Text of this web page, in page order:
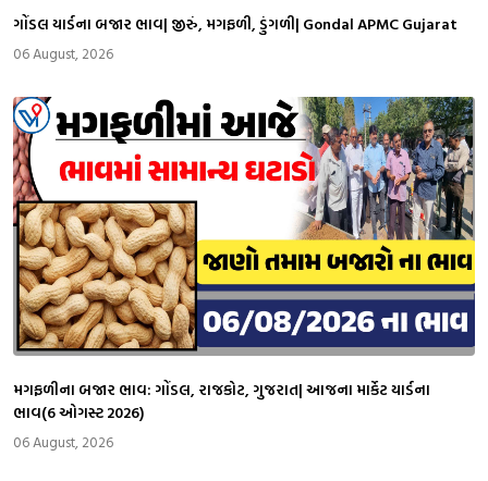
ગોંડલ યાર્ડના બજાર ભાવ| જીરું, મગફળી, ડુંગળી| Gondal APMC Gujarat
06 August, 2026
મગફળીના બજાર ભાવ: ગોંડલ, રાજકોટ, ગુજરાત| આજના માર્કેટ યાર્ડના
ભાવ(6 ઓગસ્ટ 2026)
06 August, 2026